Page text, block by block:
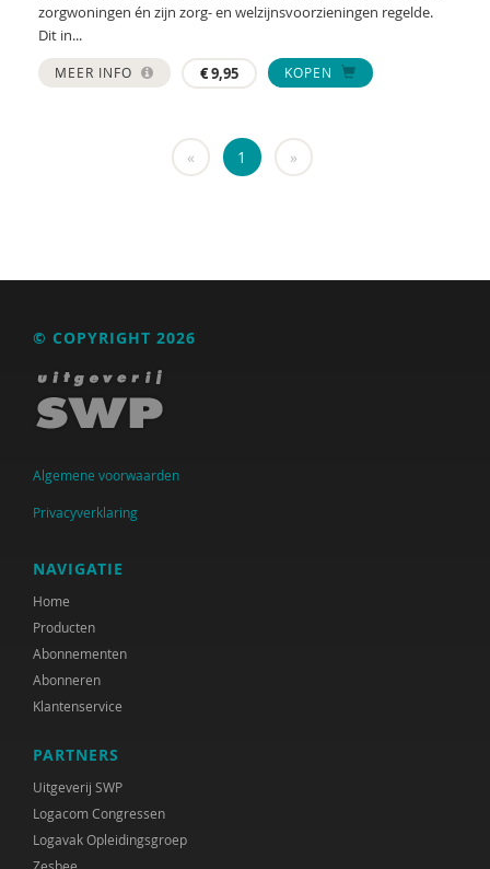
Maatschappelijk Impact Team
Mariëlle Bruning
Raad voor Volksgezondheid & Samenleving
Regioplan
United Nations Office for Disaster Risk Reduction
World Health Organization
WRR
René .C. Hoksbergen
Tim 'S Jongers
Jeugdautoriteit (JA)
zorgwoningen én zijn zorg- en welzijnsvoorzieningen regelde.
Dit in...
MEER INFO €9,95 KOPEN
« 1 »
© COPYRIGHT 2026
Algemene voorwaarden
Privacyverklaring
NAVIGATIE
Home
Producten
Abonnementen
Abonneren
Klantenservice
PARTNERS
Uitgeverij SWP
Logacom Congressen
Logavak Opleidingsgroep